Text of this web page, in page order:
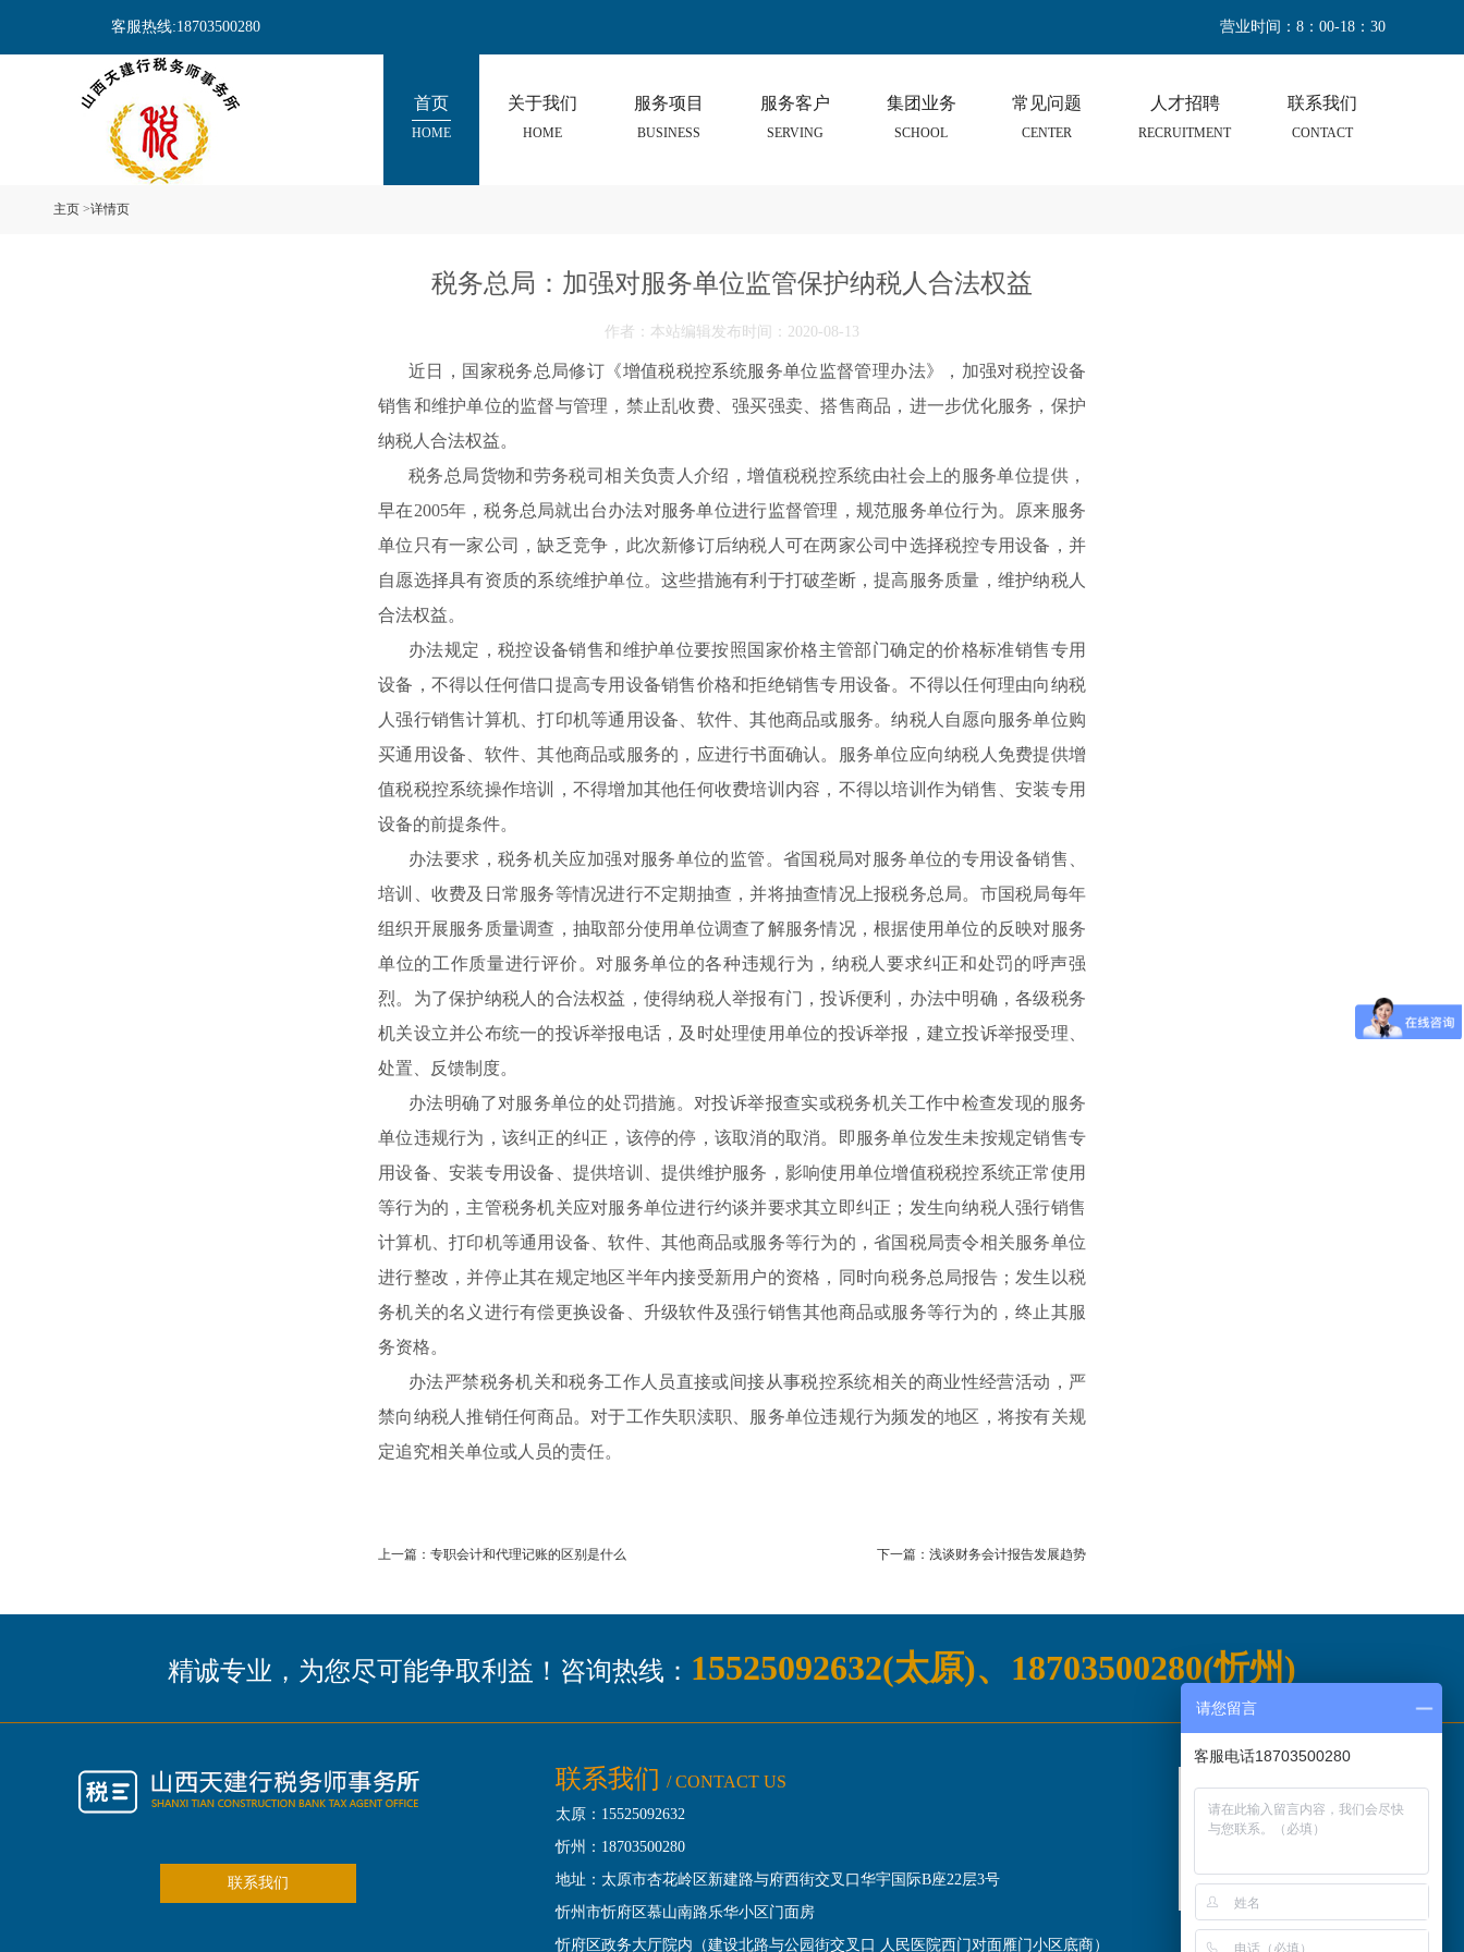
客服热线:18703500280 营业时间：8：00-18：30
首页
HOME
关于我们
HOME
服务项目
BUSINESS
服务客户
SERVING
集团业务
SCHOOL
常见问题
CENTER
人才招聘
RECRUITMENT
联系我们
CONTACT
主页 >详情页
税务总局：加强对服务单位监管保护纳税人合法权益
作者：本站编辑发布时间：2020-08-13
近日，国家税务总局修订《增值税税控系统服务单位监督管理办法》，加强对税控设备
销售和维护单位的监督与管理，禁止乱收费、强买强卖、搭售商品，进一步优化服务，保护
纳税人合法权益。
税务总局货物和劳务税司相关负责人介绍，增值税税控系统由社会上的服务单位提供，
早在2005年，税务总局就出台办法对服务单位进行监督管理，规范服务单位行为。原来服务
单位只有一家公司，缺乏竞争，此次新修订后纳税人可在两家公司中选择税控专用设备，并
自愿选择具有资质的系统维护单位。这些措施有利于打破垄断，提高服务质量，维护纳税人
合法权益。
办法规定，税控设备销售和维护单位要按照国家价格主管部门确定的价格标准销售专用
设备，不得以任何借口提高专用设备销售价格和拒绝销售专用设备。不得以任何理由向纳税
人强行销售计算机、打印机等通用设备、软件、其他商品或服务。纳税人自愿向服务单位购
买通用设备、软件、其他商品或服务的，应进行书面确认。服务单位应向纳税人免费提供增
值税税控系统操作培训，不得增加其他任何收费培训内容，不得以培训作为销售、安装专用
设备的前提条件。
办法要求，税务机关应加强对服务单位的监管。省国税局对服务单位的专用设备销售、
培训、收费及日常服务等情况进行不定期抽查，并将抽查情况上报税务总局。市国税局每年
组织开展服务质量调查，抽取部分使用单位调查了解服务情况，根据使用单位的反映对服务
单位的工作质量进行评价。对服务单位的各种违规行为，纳税人要求纠正和处罚的呼声强
烈。为了保护纳税人的合法权益，使得纳税人举报有门，投诉便利，办法中明确，各级税务
机关设立并公布统一的投诉举报电话，及时处理使用单位的投诉举报，建立投诉举报受理、
处置、反馈制度。
办法明确了对服务单位的处罚措施。对投诉举报查实或税务机关工作中检查发现的服务
单位违规行为，该纠正的纠正，该停的停，该取消的取消。即服务单位发生未按规定销售专
用设备、安装专用设备、提供培训、提供维护服务，影响使用单位增值税税控系统正常使用
等行为的，主管税务机关应对服务单位进行约谈并要求其立即纠正；发生向纳税人强行销售
计算机、打印机等通用设备、软件、其他商品或服务等行为的，省国税局责令相关服务单位
进行整改，并停止其在规定地区半年内接受新用户的资格，同时向税务总局报告；发生以税
务机关的名义进行有偿更换设备、升级软件及强行销售其他商品或服务等行为的，终止其服
务资格。
办法严禁税务机关和税务工作人员直接或间接从事税控系统相关的商业性经营活动，严
禁向纳税人推销任何商品。对于工作失职渎职、服务单位违规行为频发的地区，将按有关规
定追究相关单位或人员的责任。
上一篇：专职会计和代理记账的区别是什么 下一篇：浅谈财务会计报告发展趋势
精诚专业，为您尽可能争取利益！咨询热线： 15525092632(太原)、18703500280(忻州)
联系我们
联系我们 / CONTACT US
太原：15525092632
忻州：18703500280
地址： 太原市杏花岭区新建路与府西街交叉口华宇国际B座22层3号
忻州市忻府区慕山南路乐华小区门面房
忻府区政务大厅院内（建设北路与公园街交叉口 人民医院西门对面雁门小区底商）
关注微信公众号
请您留言
客服电话18703500280